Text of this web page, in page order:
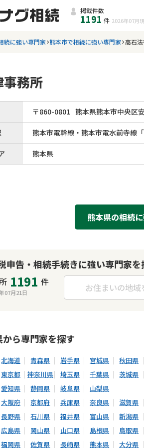
掲載件数
1191 件 2026年07月
続に強い専門家 熊本市で相続に強い専門家 高石
事務所
〒860-0801 熊本県熊本市中央区
熊本市電幹線・熊本市電水前寺線「
熊本県
熊本県の相続
申告・相続手続きに強い専門家を
1191 件
07月21日 お住まいの地域
から専門家を探す
北海道 青森県 岩手県 宮城県 秋田県
東京都 神奈川県 埼玉県 千葉県 茨城県
愛知県 静岡県 岐阜県
山梨県
大阪府 京都府 兵庫県 奈良県 滋賀県
長野県 石川県 福井県 富山県 新潟県
広島県 岡山県 山口県 島根県 鳥取県
福岡県 佐賀県 長崎県 熊本県 大分県